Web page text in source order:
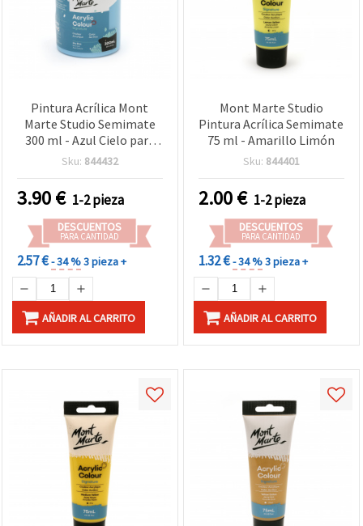
Pintura Acrílica Mont
Marte Studio Semimate
300 ml - Azul Cielo para
Manualidades
Sku: 844432
3.90€ 1-2 pieza
DESCUENTOS
PARA CANTIDAD
2.57 €- 34 %3 pieza +
AÑADIR AL CARRITO
Mont Marte Studio
Pintura Acrílica Semimate
75 ml - Amarillo Limón
Sku: 844401
2.00€ 1-2 pieza
DESCUENTOS
PARA CANTIDAD
1.32 €- 34 %3 pieza +
AÑADIR AL CARRITO